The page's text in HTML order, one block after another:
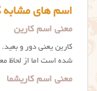
اسم های مشابه
معنی اسم کارین
کارین یعنی دور و
شده است اما از لحاظ
معنی اسم کاریشما